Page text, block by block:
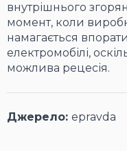
внутрішнього
момент, коли
намагається
електромобілі,
можлива рецесія.
Джерело: epravda